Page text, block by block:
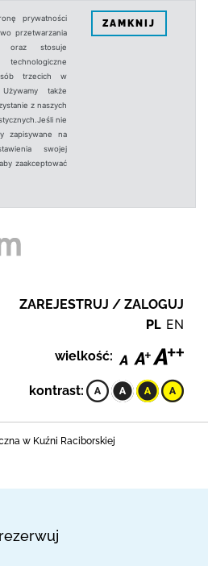
prywatności
przetwarzania
oraz stosuje
trzecich w
także
z naszych
nie
zapisywane na
swojej
zaakceptować
ZAMKNIJ
ZAREJESTRUJ / ZALOGUJ
PL EN
wielkość:
kontrast:
w Kuźni Raciborskiej